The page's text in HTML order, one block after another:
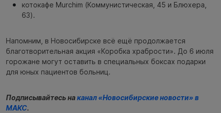
котокафе Murchim (Коммунистическая, 45 и Блюхера,
63).
Напомним, в Новосибирске всё ещё продолжается
благотворительная акция «Коробка храбрости». До 6 июля
горожане могут оставить в специальных боксах подарки
для юных пациентов больниц.
Подписывайтесь наканал «Новосибирские новости» в
МАКС.